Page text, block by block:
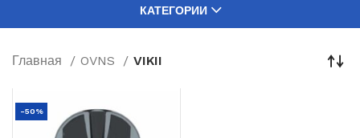
КАТЕГОРИИ
Главная OVNS VIKII
-50%